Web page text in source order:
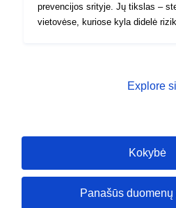
prevencijos srityje. Jų tikslas –
vietovėse, kuriose kyla didelė
draudimus ar reikalavimus
rinkmenoje pateikiamas
reguliavimo zonų nustatymo
Galima pridėti ir kitus grafinius
Explore
Kokybė
Panašūs